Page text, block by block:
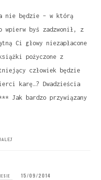
nie będzie – w którą
wpierw byś zadzwonił, z
Ci głowy niezapłacone
pożyczone z
człowiek będzie
karę…? Dwadzieścia
Jak bardzo przywiązany
15/09/2014